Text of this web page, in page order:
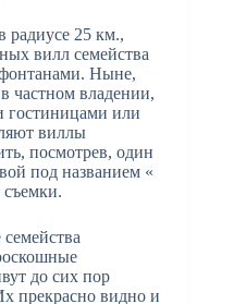
радиусе 25 км.,
вилл семейства
Ныне,
частном владении,
гостиницами или
виллы
посмотрев, один
под названием «
до сих пор
прекрасно видно и